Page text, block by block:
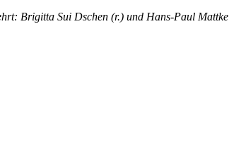
Brigitta Sui Dschen (r.) und Hans-Paul Mattke